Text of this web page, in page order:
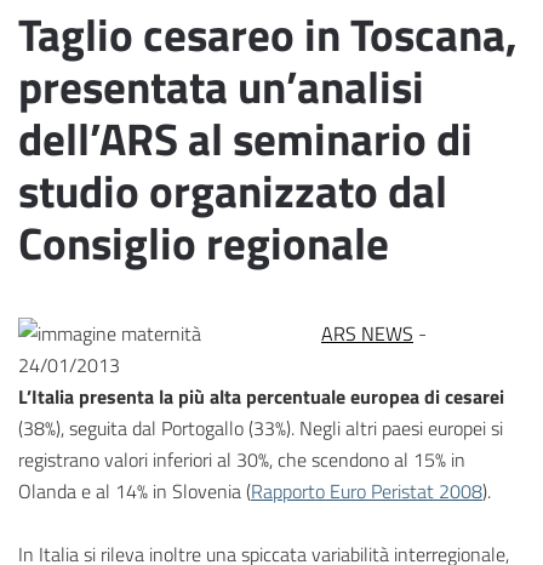
Taglio cesareo in Toscana,
presentata un’analisi
dell’ARS al seminario di
studio organizzato dal
Consiglio regionale
ARS NEWS -
24/01/2013
L’Italia presenta la più alta percentuale europea di cesarei
(38%), seguita dal Portogallo (33%). Negli altri paesi europei si
registrano valori inferiori al 30%, che scendono al 15% in
Olanda e al 14% in Slovenia (Rapporto Euro Peristat 2008).
In Italia si rileva inoltre una spiccata variabilità interregionale,